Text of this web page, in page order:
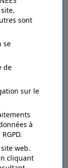
sont
se
de
sur le
à
web.
cliquant